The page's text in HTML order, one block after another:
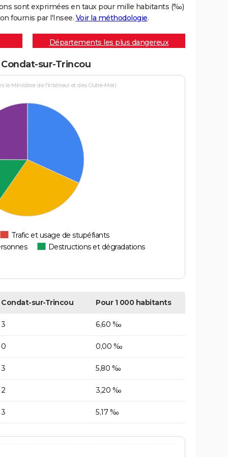
sont exprimées en taux pour mille habitants (‰)
fournis par l'Insee. Voir la méthodologie.
Départements les plus dangereux
sur-Trincou
le Ministère de l'Intérieur et des Outre-Mer)
Trafic et usage de stupéfiants
Destructions et dégradations
Condat-sur-Trincou Pour 1 000 habitants
3 6,60 ‰
0 0,00 ‰
3 5,80 ‰
2 3,20 ‰
3 5,17 ‰